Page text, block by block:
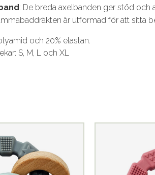
: De breda axelbanden ger stöd och
är utformad för att sitta
och 20% elastan.
S, M, L och XL